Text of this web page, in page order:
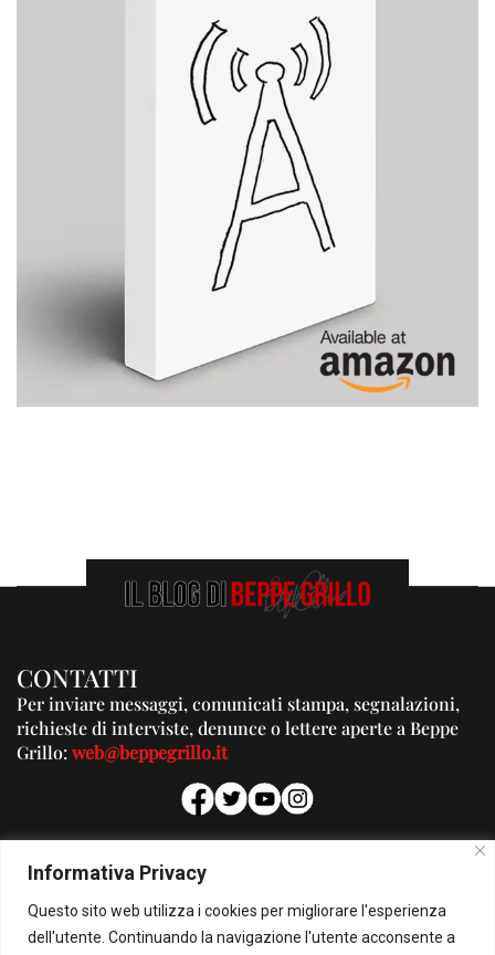
Informativa Privacy
Questo sito web utilizza i cookies per migliorare l'esperienza
dell'utente. Continuando la navigazione l'utente acconsente a
CONTATTI
Per inviare messaggi, comunicati stampa, segnalazioni,
richieste di interviste, denunce o lettere aperte a Beppe
Grillo:web@beppegrillo.it
PUBBLICITA'
Per la tua pubblicità su questo Blog:
pubblicita@beppegrillo.it